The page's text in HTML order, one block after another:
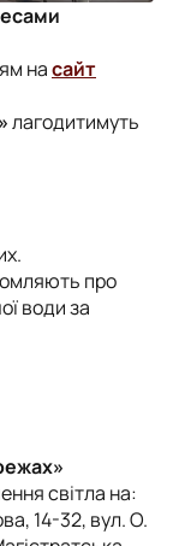
насайт
лагодитимуть
про
води за
світла на:
14-32, вул. О.